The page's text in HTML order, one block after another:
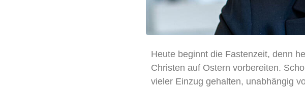
Heute beginnt die Fastenzeit, denn
Christen auf Ostern vorbereiten.
vieler Einzug gehalten, unabhängig